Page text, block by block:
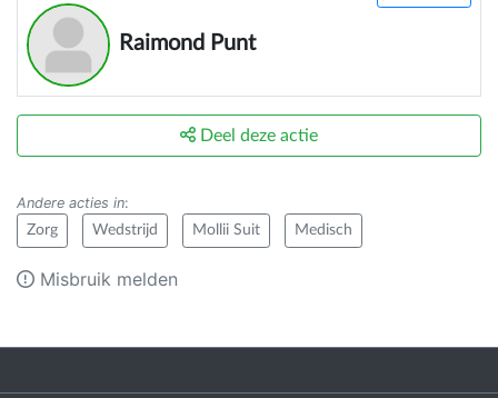
Raimond Punt
Deel deze actie
Andere acties in:
Zorg Wedstrijd Mollii Suit Medisch
Misbruik melden